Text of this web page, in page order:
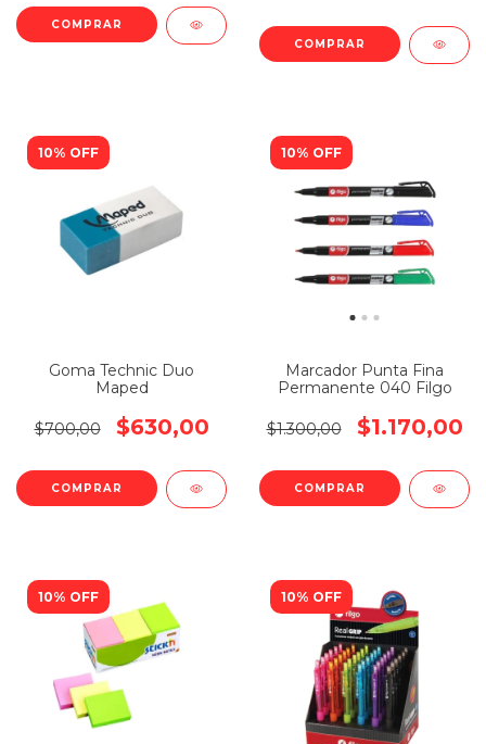
COMPRAR
COMPRAR
10% OFF
Goma Technic Duo
Maped
$700,00 $630,00
10% OFF
Marcador Punta Fina
Permanente 040 Filgo
$1.300,00 $1.170,00
COMPRAR
10% OFF 10% OFF